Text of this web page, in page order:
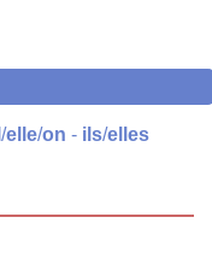
/elle/on - ils/elles